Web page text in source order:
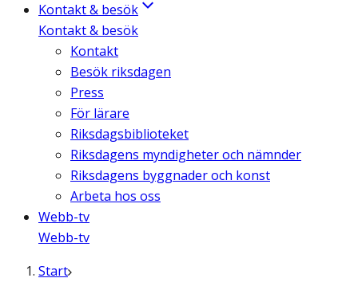
Kontakt & besök
Kontakt & besök
Kontakt
Besök riksdagen
Press
För lärare
Riksdagsbiblioteket
Riksdagens myndigheter och nämnder
Riksdagens byggnader och konst
Arbeta hos oss
Webb-tv
Webb-tv
Start